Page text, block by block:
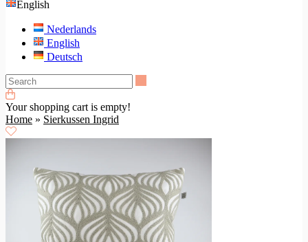
English
Nederlands
English
Deutsch
Your shopping cart is empty!
Home » Sierkussen Ingrid